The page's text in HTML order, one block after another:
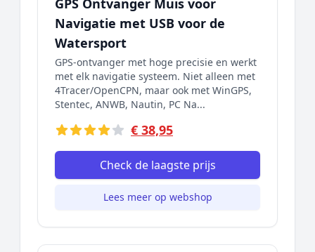
GPS Ontvanger Muis voor
Navigatie met USB voor de
Watersport
GPS-ontvanger met hoge precisie en werkt
met elk navigatie systeem. Niet alleen met
4Tracer/OpenCPN, maar ook met WinGPS,
Stentec, ANWB, Nautin, PC Na...
€ 38,95
Check de laagste prijs
Lees meer op webshop